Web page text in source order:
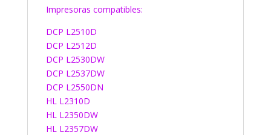
Impresoras compatibles:
DCP L2510D
DCP L2512D
DCP L2530DW
DCP L2537DW
DCP L2550DN
HL L2310D
HL L2350DW
HL L2357DW